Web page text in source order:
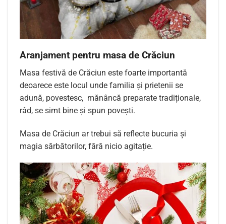
Aranjament pentru masa de Crăciun
Masa festivă de Crăciun este foarte importantă
deoarece este locul unde familia și prietenii se
adună, povestesc, mănâncă preparate tradiționale,
râd, se simt bine și spun povești.
Masa de Crăciun ar trebui să reflecte bucuria și
magia sărbătorilor, fără nicio agitație.